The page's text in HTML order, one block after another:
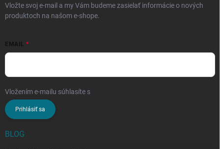
Vložte svoj e-mail a my Vám budeme zasielať informácie o nových
produktoch na našom e-shope.
EMAIL
Vložením e-mailu súhlasíte s
Prihlásiť sa
BLOG